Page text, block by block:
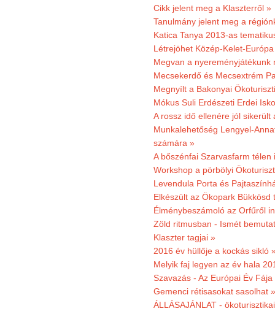
Cikk jelent meg a Klaszterről »
Tanulmány jelent meg a
Katica Tanya 2013-as
Létrejöhet Közép-Kelet-
Megvan a nyereményjátékunk
Mecsekerdő és Mecsextrém
Megnyílt a Bakonyai
Mókus Suli Erdészeti Erdei
A rossz idő ellenére jól sikerült
Munkalehetőség Lengyel-
számára »
A bőszénfai Szarvasfarm
Workshop a pörbölyi
Levendula Porta és
Elkészült az Ökopark
Élménybeszámoló az Orfűről
Zöld ritmusban - Ismét
Klaszter tagjai »
2016 év hüllője a kockás sikló
Melyik faj legyen az év hala
Szavazás - Az Európai Év
Gemenci rétisasokat sasolhat »
ÁLLÁSAJÁNLAT -